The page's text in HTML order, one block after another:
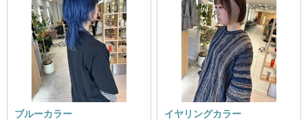
ブルーカラー イヤリングカラー